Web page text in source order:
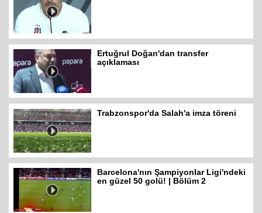
Ertuğrul Doğan'dan transfer
açıklaması
Trabzonspor'da Salah'a imza töreni
Barcelona'nın Şampiyonlar Ligi'ndeki
en güzel 50 golü! | Bölüm 2